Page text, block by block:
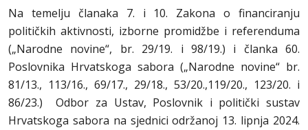
Na temelju članaka 7. i 10. Zakona o financiranju
političkih aktivnosti, izborne promidžbe i referenduma
(„Narodne novine“, br. 29/19. i 98/19.) i članka 60.
Poslovnika Hrvatskoga sabora („Narodne novine“ br.
81/13., 113/16., 69/17., 29/18., 53/20.,119/20., 123/20. i
86/23.) Odbor za Ustav, Poslovnik i politički sustav
Hrvatskoga sabora na sjednici održanoj 13. lipnja 2024.